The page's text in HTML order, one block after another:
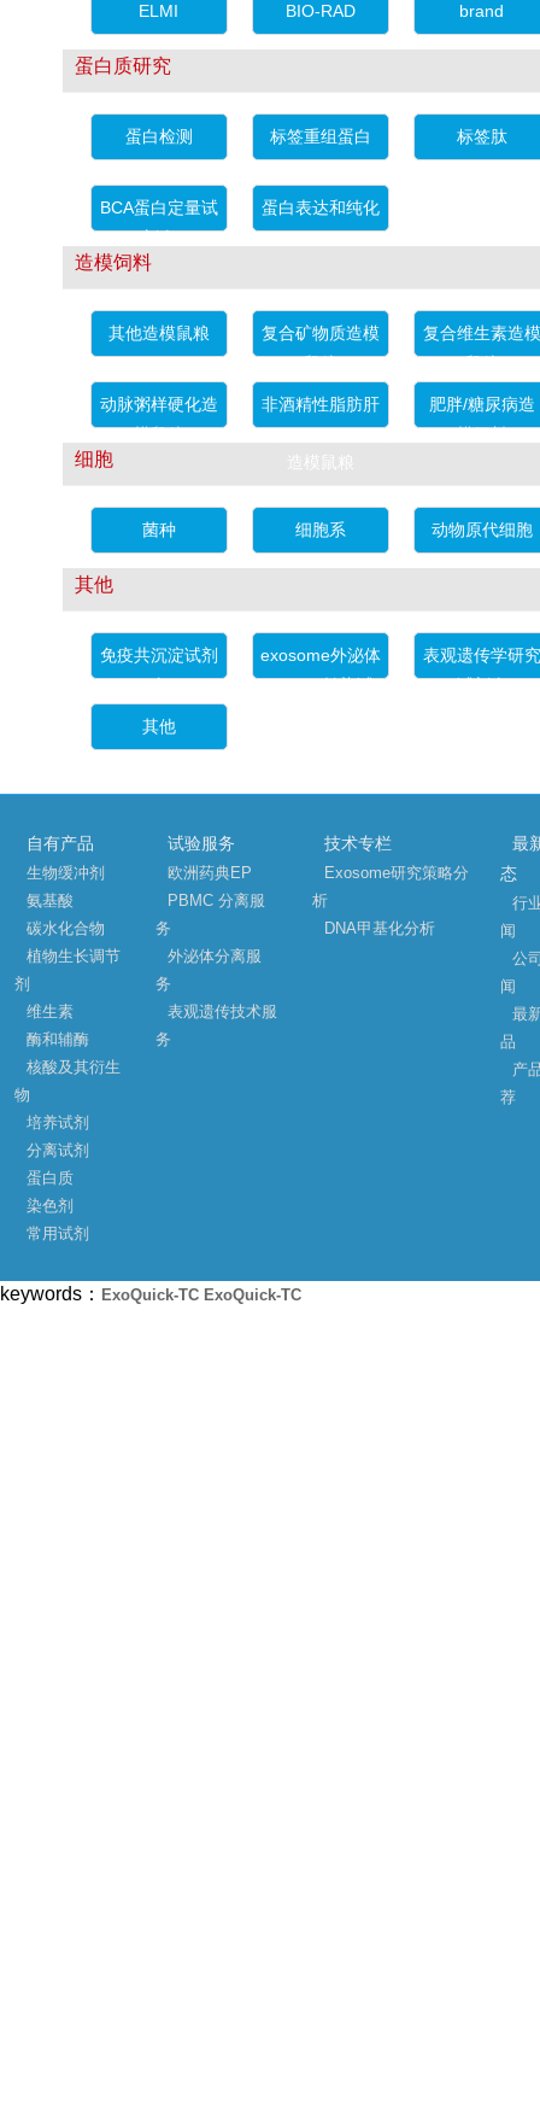
ELMI BIO-RAD brand
蛋白质研究
蛋白检测 标签重组蛋白 标签肽
BCA蛋白定量试
剂盒
蛋白表达和纯化
造模饲料
其他造模鼠粮 复合矿物质造模
鼠粮
复合维生素造模
鼠粮
动脉粥样硬化造
模鼠粮
非酒精性脂肪肝
（NAFLD/NASH）
造模鼠粮
肥胖/糖尿病造
模饲料
细胞
菌种 细胞系 动物原代细胞
其他
免疫共沉淀试剂
盒
exosome外泌体
（EV）转染试
表观遗传学研究
试剂盒
其他
自有产品
生物缓冲剂
氨基酸
碳水化合物
植物生长调节
剂
维生素
酶和辅酶
核酸及其衍生
物
培养试剂
分离试剂
蛋白质
染色剂
常用试剂
试验服务
欧洲药典EP
PBMC 分离服
务
外泌体分离服
务
表观遗传技术服
务
技术专栏
Exosome研究策略分
析
DNA甲基化分析
最
态
行
闻
公
闻
最
品
产
荐
keywords： ExoQuick-TC ExoQuick-TC